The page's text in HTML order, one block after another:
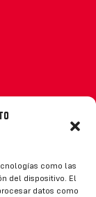
como las
del dispositivo. El
datos como